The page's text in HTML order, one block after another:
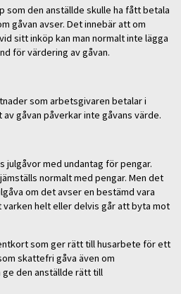
som den anställde skulle ha fått betala
gåvan avser. Det innebär att om
sitt inköp kan man normalt inte lägga
för värdering av gåvan.
som arbetsgivaren betalar i
gåvan påverkar inte gåvans värde.
julgåvor med undantag för pengar.
normalt med pengar. Men det
om det avser en bestämd vara
helt eller delvis går att byta mot
som ger rätt till husarbete för ett
skattefri gåva även om
den anställde rätt till